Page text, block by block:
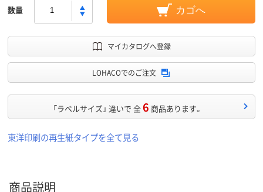
数量 カゴへ
マイカタログへ登録
LOHACOでのご注文
「ラベルサイズ」 違いで 全6 商品あります。
東洋印刷の再生紙タイプを全て見る
商品説明